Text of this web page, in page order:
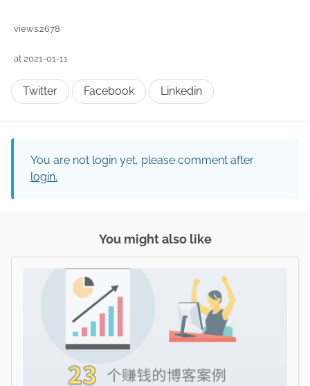
views:2678
at 2021-01-11
Twitter Facebook Linkedin
You are not login yet, please comment after
login.
You might also like